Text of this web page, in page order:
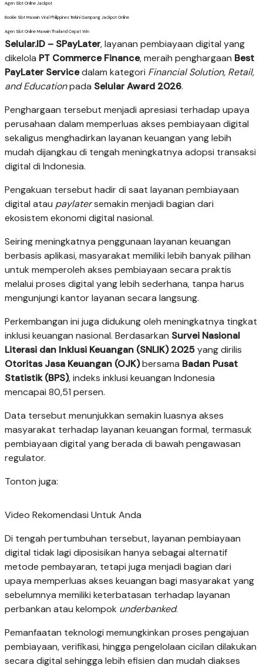
Agen Slot Online Jackpot
Bookie Slot Maxwin Viral Philippines Terkini Gampang Jackpot Online
Agen Slot Online Maxwin Thailand Cepat Win
Selular.ID – SPayLater, layanan pembiayaan digital yang
dikelola PT Commerce Finance, meraih penghargaan Best
PayLater Servicedalam kategori Financial Solution, Retail,
and Educationpada Selular Award 2026.
Penghargaan tersebut menjadi apresiasi terhadap upaya
perusahaan dalam memperluas akses pembiayaan digital
sekaligus menghadirkan layanan keuangan yang lebih
mudah dijangkau di tengah meningkatnya adopsi transaksi
digital di Indonesia.
Pengakuan tersebut hadir di saat layanan pembiayaan
digital atau paylatersemakin menjadi bagian dari
ekosistem ekonomi digital nasional.
Seiring meningkatnya penggunaan layanan keuangan
berbasis aplikasi, masyarakat memiliki lebih banyak pilihan
untuk memperoleh akses pembiayaan secara praktis
melalui proses digital yang lebih sederhana, tanpa harus
mengunjungi kantor layanan secara langsung.
Perkembangan ini juga didukung oleh meningkatnya tingkat
inklusi keuangan nasional. Berdasarkan Survei Nasional
Literasi dan Inklusi Keuangan (SNLIK) 2025yang dirilis
Otoritas Jasa Keuangan (OJK)bersama Badan Pusat
Statistik (BPS), indeks inklusi keuangan Indonesia
mencapai 80,51 persen.
Data tersebut menunjukkan semakin luasnya akses
masyarakat terhadap layanan keuangan formal, termasuk
pembiayaan digital yang berada di bawah pengawasan
regulator.
Tonton juga:
Video Rekomendasi Untuk Anda
Di tengah pertumbuhan tersebut, layanan pembiayaan
digital tidak lagi diposisikan hanya sebagai alternatif
metode pembayaran, tetapi juga menjadi bagian dari
upaya memperluas akses keuangan bagi masyarakat yang
sebelumnya memiliki keterbatasan terhadap layanan
perbankan atau kelompok underbanked.
Pemanfaatan teknologi memungkinkan proses pengajuan
pembiayaan, verifikasi, hingga pengelolaan cicilan dilakukan
secara digital sehingga lebih efisien dan mudah diakses